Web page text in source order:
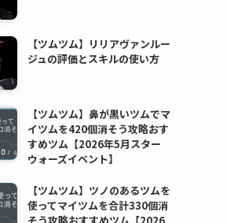
【ツムツム】リリアヴァンルー
ジュの評価とスキルの使い方
【ツムツム】鼻が黒いツムでマ
イツムを420個消そう攻略おす
すめツム【2026年5月スター
ウォーズイベント】
【ツムツム】ツノのあるツムを
使ってマイツムを合計330個消